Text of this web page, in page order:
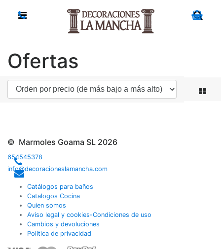
Ofertas
© Marmoles Goama SL 2026
654545378
info@decoracioneslamancha.com
Catálogos para baños
Catalogos Cocina
Quien somos
Aviso legal y cookies-Condiciones de uso
Cambios y devoluciones
Política de privacidad